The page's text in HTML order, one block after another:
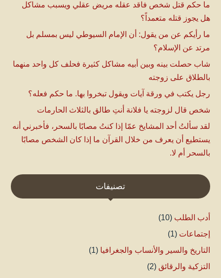
ما حكم قتل شخص فاقد عقله مريض عقلي ويسبب مشاكل
هل يجوز قتله متعمداً؟
ما رأيكم عن من يقول: أن الإمام السيوطي ليس بمسلم بل
مرتد عن الإسلام؟
شاب حصلت بينه وبين أبيه مشاكل كثيرة فحلف كل واحد منهما
بالطلاق على زوجته
رجل يكتب في ورقة آيات ويقول تبخروا بها. ما حكم فعله؟
شخص قال لزوجته يا فلانة أنتِ طالق بالثلاث الحارمات
لقد سألتُ أحد المشايخ عمّا إذا كنتُ مصابًا بالسحر، فأخبرني أنه
يستطيع أن يعرف من خلال القرآن ما إذا كان الشخص مصابًا
بالسحر أم لا.
تصنيفات
أدب الطلب (10)
إجتماعات (1)
التاريخ والسير والأنساب والجغرافيا (1)
التزكية والرقائق (2)